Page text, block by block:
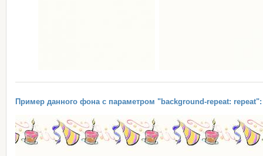
Пример данного фона с параметром "background-repeat: repeat":